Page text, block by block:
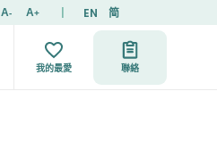
A- A+ EN 简
我的最愛 聯絡